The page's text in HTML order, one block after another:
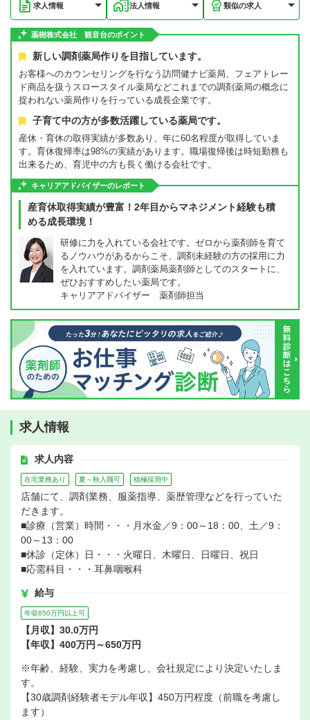
求人情報 法人情報 類似の求人
薬樹株式会社 観音台のポイント
新しい調剤薬局作りを目指しています。
お客様へのカウンセリングを行なう訪問健ナビ薬局、フェアトレー
ド商品を扱うスロースタイル薬局などこれまでの調剤薬局の概念に
捉われない薬局作りを行っている成長企業です。
子育て中の方が多数活躍している薬局です。
産休・育休の取得実績が多数あり、年に60名程度が取得していま
す。育休復帰率は98%の実績があります。職場復帰後は時短勤務も
出来るため、育児中の方も長く働ける会社です。
キャリアアドバイザーのレポート
産育休取得実績が豊富！2年目からマネジメント経験も積
める成長環境！
研修に力を入れている会社です。ゼロから薬剤師を育て
るノウハウがあるからこそ、調剤未経験の方の採用に力
を入れています。調剤薬局薬剤師としてのスタートに、
ぜひおすすめしたい薬局です。
キャリアアドバイザー 薬剤師担当
求人情報
求人内容
在宅業務あり 夏～秋入職可 積極採用中
店舗にて、調剤業務、服薬指導、薬歴管理などを行っていた
だきます。
■診療（営業）時間・・・月水金／9：00～18：00、土／9：
00～13：00
■休診（定休）日・・・火曜日、木曜日、日曜日、祝日
■応需科目・・・耳鼻咽喉科
給与
年収650万円以上可
【月収】30.0万円
【年収】400万円～650万円
※年齢、経験、実力を考慮し、会社規定により決定いたしま
す。
【30歳調剤経験者モデル年収】450万円程度（前職を考慮し
ます）